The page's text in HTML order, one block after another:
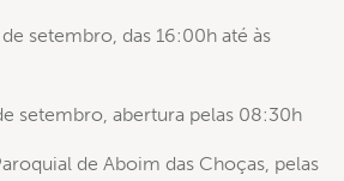
setembro, das 16:00h até às
setembro, abertura pelas 08:30h
de Aboim das Choças, pelas